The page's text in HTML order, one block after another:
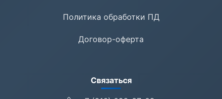
Политика обработки ПД
Договор-оферта
Связаться